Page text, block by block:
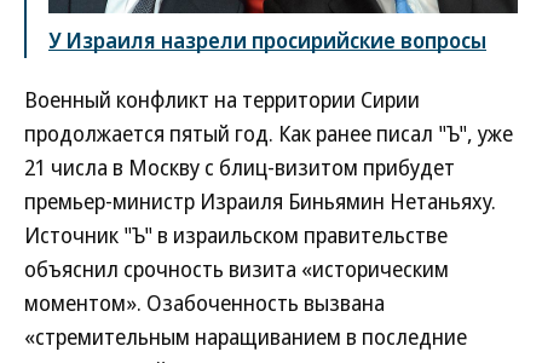
У Израиля назрели просирийские вопросы
Военный конфликт на территории Сирии
продолжается пятый год. Как ранее писал "Ъ", уже
21 числа в Москву с блиц-визитом прибудет
премьер-министр Израиля Биньямин Нетаньяху.
Источник "Ъ" в израильском правительстве
объяснил срочность визита «историческим
моментом». Озабоченность вызвана
«стремительным наращиванием в последние